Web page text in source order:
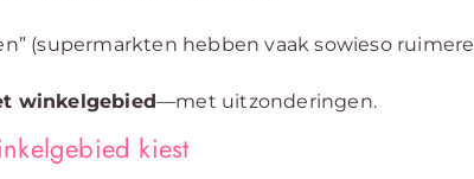
(supermarkten hebben vaak sowieso ruimere
winkelgebied—met uitzonderingen.
kiest